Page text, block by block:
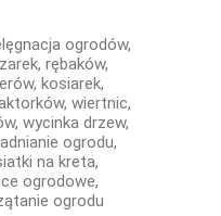
ogrodów,
rębaków,
kosiarek,
wiertnic,
wycinka drzew,
ogrodu,
na kreta,
ogrodowe,
ogrodu